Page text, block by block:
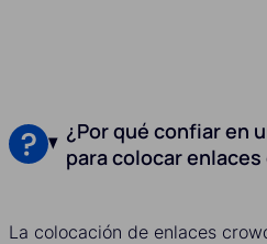
¿Por qué confiar en
para colocar
La colocación de enlaces